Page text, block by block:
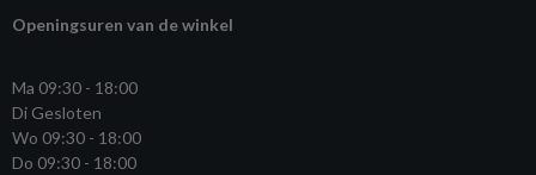
Openingsuren van de winkel
Ma 09:30 - 18:00
Di Gesloten
Wo 09:30 - 18:00
Do 09:30 - 18:00